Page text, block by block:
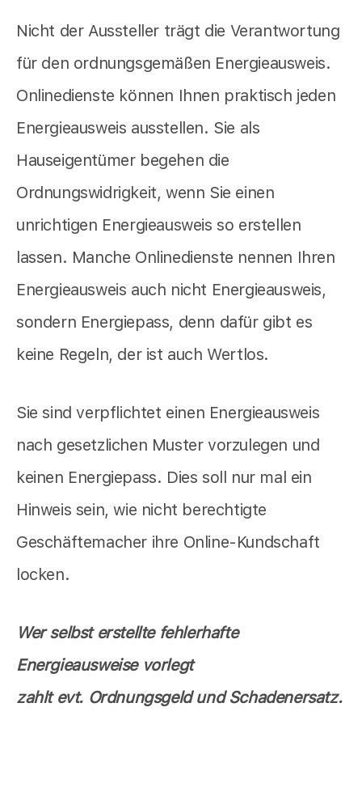
Nicht der Aussteller trägt die Verantwortung
für den ordnungsgemäßen Energieausweis.
Onlinedienste können Ihnen praktisch jeden
Energieausweis ausstellen. Sie als
Hauseigentümer begehen die
Ordnungswidrigkeit, wenn Sie einen
unrichtigen Energieausweis so erstellen
lassen. Manche Onlinedienste nennen Ihren
Energieausweis auch nicht Energieausweis,
sondern Energiepass, denn dafür gibt es
keine Regeln, der ist auch Wertlos.
Sie sind verpflichtet einen Energieausweis
nach gesetzlichen Muster vorzulegen und
keinen Energiepass. Dies soll nur mal ein
Hinweis sein, wie nicht berechtigte
Geschäftemacher ihre Online-Kundschaft
locken.
Wer selbst erstellte fehlerhafte
Energieausweise vorlegt
zahlt evt. Ordnungsgeld und Schadenersatz.